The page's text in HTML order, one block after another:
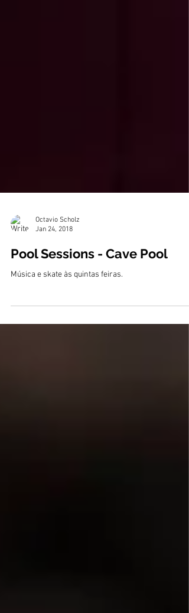
Octavio Scholz
Jan 24, 2018
Música e skate às quintas feiras.